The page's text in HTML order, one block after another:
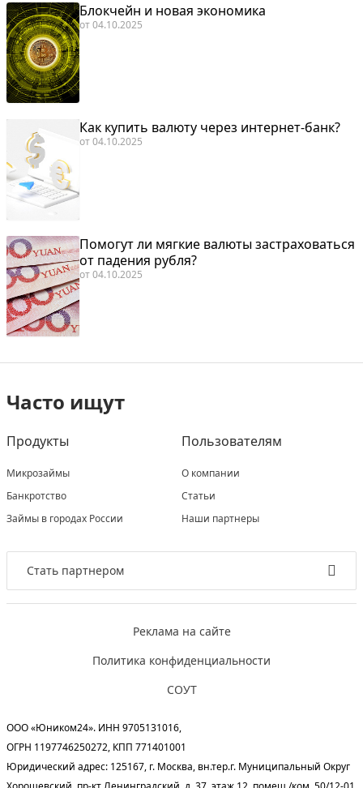
Блокчейн и новая экономика
от04.10.2025
Как купить валюту через интернет-банк?
от04.10.2025
Помогут ли мягкие валюты застраховаться
от падения рубля?
от04.10.2025
Часто ищут
Продукты
Микрозаймы
Банкротство
Займы в городах России
Пользователям
О компании
Статьи
Наши партнеры
Стать партнером
Реклама на сайте
Политика конфиденциальности
СОУТ
ООО «Юником24». ИНН 9705131016,
ОГРН 1197746250272, КПП 771401001
Юридический адрес: 125167, г. Москва, вн.тер.г. Муниципальный Округ